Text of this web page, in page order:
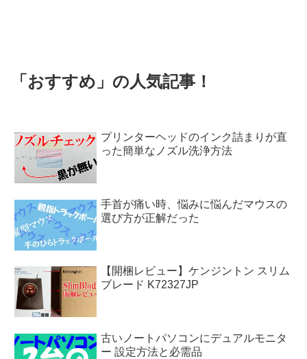
「おすすめ」の人気記事！
プリンターヘッドのインク詰まりが直
った簡単なノズル洗浄方法
手首が痛い時、悩みに悩んだマウスの
選び方が正解だった
【開梱レビュー】ケンジントン スリム
ブレード K72327JP
古いノートパソコンにデュアルモニタ
ー 設定方法と必需品